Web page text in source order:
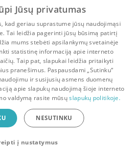
Bessel Van Der Kolk
Pokalbiai Pranešimai Paskyra
dar patogiau!
Jūsų privatumas
kad geriau suprastume jūsų naudojimąsi
Tai leidžia pagerinti jūsų būsimą patirtį
mums stebėti apsilankymų svetainėje
statistinę informaciją apie interneto
Taip pat, slapukai leidžia pritaikyti
pranešimus. Paspausdami „Sutinku“
ir susijusių asmens duomenų
apie slapukų naudojimą šioje interneto
valdymą rasite mūsųslapukų politikoje.
NESUTINKU
į nustatymus